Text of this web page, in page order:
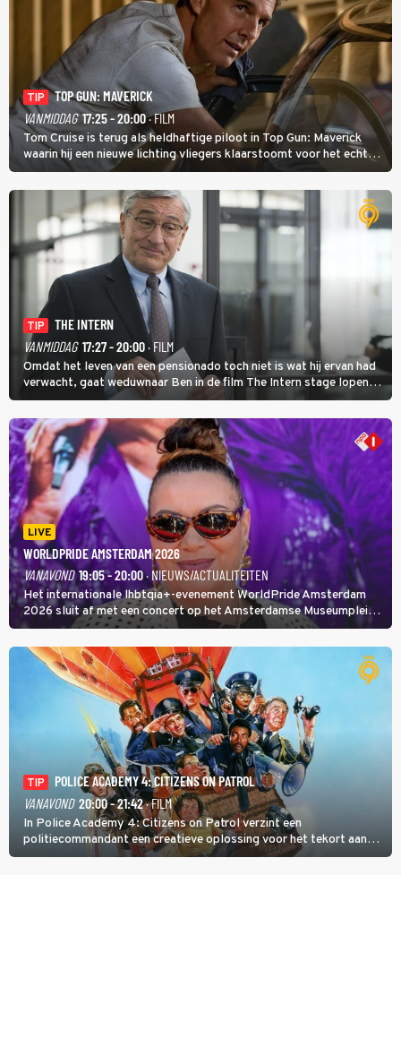
TIP
TOP GUN: MAVERICK
VANMIDDAG 17:25 - 20:00· FILM
Tom Cruise is terug als heldhaftige piloot in Top Gun: Maverick
waarin hij een nieuwe lichting vliegers klaarstoomt voor het echte
werk.
TIP
THE INTERN
VANMIDDAG 17:27 - 20:00· FILM
Omdat het leven van een pensionado toch niet is wat hij ervan had
verwacht, gaat weduwnaar Ben in de film The Intern stage lopen
bij de hippe webwinkel van Jules, wat een gouden zet blijkt te zijn.
LIVE
WORLDPRIDE AMSTERDAM 2026
VANAVOND 19:05 - 20:00· NIEUWS/ACTUALITEITEN
Het internationale lhbtqia+-evenement WorldPride Amsterdam
2026 sluit af met een concert op het Amsterdamse Museumplein.
Anita Doth is een van de optredende artiesten. In de jaren 90
veroverde ze de wereld als zangeres van 2Unlimited.
TIP
POLICE ACADEMY 4: CITIZENS ON PATROL
VANAVOND 20:00 - 21:42· FILM
In Police Academy 4: Citizens on Patrol verzint een
politiecommandant een creatieve oplossing voor het tekort aan
agenten.